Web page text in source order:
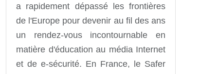
a rapidement dépassé les frontières
de l'Europe pour devenir au fil des ans
un rendez-vous incontournable en
matière d'éducation au média Internet
et de e-sécurité. En France, le Safer